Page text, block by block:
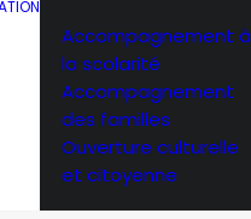
Accompagnement à
la scolarité
Accompagnement
des familles
Ouverture culturelle
et citoyenne